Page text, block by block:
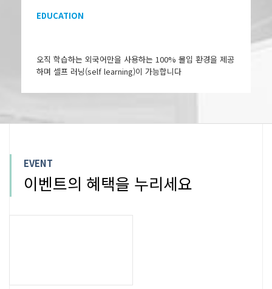
EDUCATION
오직 학습하는 외국어만을 사용하는 100% 몰입 환경을 제공
하며 셀프 러닝(self learning)이 가능합니다
EVENT
이벤트의 혜택을 누리세요